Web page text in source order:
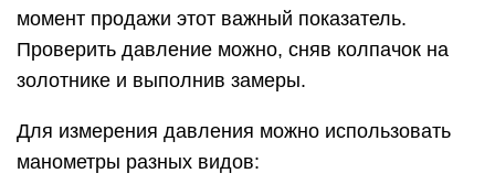
момент продажи этот важный показатель.
Проверить давление можно, сняв колпачок на
золотнике и выполнив замеры.
Для измерения давления можно использовать
манометры разных видов: